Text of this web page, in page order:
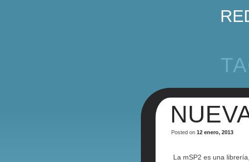
Posted on12 enero, 2013
La mSP2 es una